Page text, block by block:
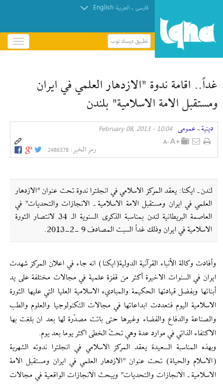
فارسی . العربیة English
تطبيق ديسك توب
باز
و
غداً.. اقامة ندوة "الازدهار العلمي في ايران
ومستقبل الامة الاسلامية" بلندن
دينية » عمومی 10:04 - February 08, 2013
رمز الخبر: 2486378
لندن ـ ايكنا: يعقد المركز الاسلامي في انجلترا ندوة تحت عنوان "الازدهار
العلمي في ايران ومستقبل الامة الاسلامية ـ الانجازات والتحديات" في
العاصمة البريطانية لندن بمناسبة الذكرى السنوية الـ 34 لانتصار الثورة
الاسلامية في ايران وذلك غداً السبت المصادف 9 -2-2013.
وأفادت وكالة الأنباء القرآنية الدولية(ايكنا) انه جاء في اعلان المركز شهدت
ايران في السنوات الاخيرة أكثر من قفزة علمية في مجالات مختلفة على يد
أبنائها وبفضل قيادتها الحكيمة والمباديء الاسلامية العليا التي عليها الثورة
الاسلامية اليوم فتعددت ابداعاتها في مجالات التكنولوجيا والعلوم والطب
والصناعة والدفاع والفضاء وغيرها حتى باتت مصدّرة لها بعد ان بلغت بها
الاكتفاء الذاتي في موارد عدة وهي تحثّ الخطى اكثر يوما بعد يوم.
وبهذه المناسبة السعيدة يعقد المركز الاسلامي في انجلترا ندوته الشهرية
(الاسلام والحياة) تحت عنوان "الازدهار العلمي في ايران ومستقبل الامة
الاسلامية ـ الانجازات والتحديات" ويبحث الانجازات الواقعية في مجالات